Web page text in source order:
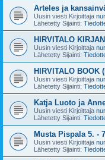
Arteles ja
Uusin viesti Kirjoittaja
Lähetetty Sijainti:
HIRVITALO
Uusin viesti Kirjoittaja
Lähetetty Sijainti:
HIRVITALO BOOK
Uusin viesti Kirjoittaja
Lähetetty Sijainti:
Katja Luoto ja
Uusin viesti Kirjoittaja
Lähetetty Sijainti:
Musta Pispala 5. -
Uusin viesti Kirjoittaja
Lähetetty Sijainti: